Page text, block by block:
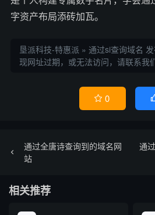
字资产布局添砖加瓦。
垦派科技-特惠派 » 通过si查询域名
现网址过期，或无法访问，请联系我们
 0
通过全唐诗查询到的域名网
站
通
相关推荐